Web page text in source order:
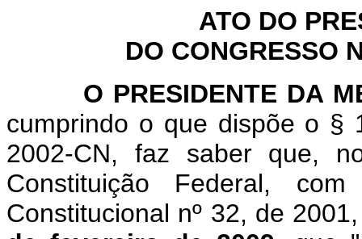
ATO DO
DO CONGRESSO
O PRESIDENTE DA
cumprindo o que dispõe o §
2002-CN, faz saber que,
Constituição Federal,
Constitucional nº 32, de